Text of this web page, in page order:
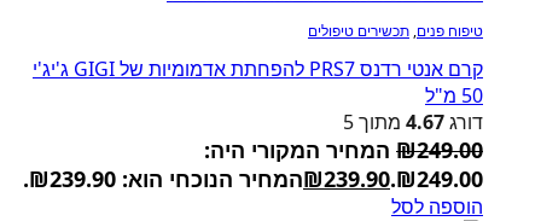
טיפוח פנים, תכשירים טיפולים
קרם אנטי רדנס PRS7 להפחתת אדמומיות של GIGI ג'יג'י
50 מ"ל
דורג4.67 מתוך 5
₪249.00
המחיר המקורי היה:
₪249.00.
₪239.90 המחיר הנוכחי הוא: ₪239.90.
הוספה לסל